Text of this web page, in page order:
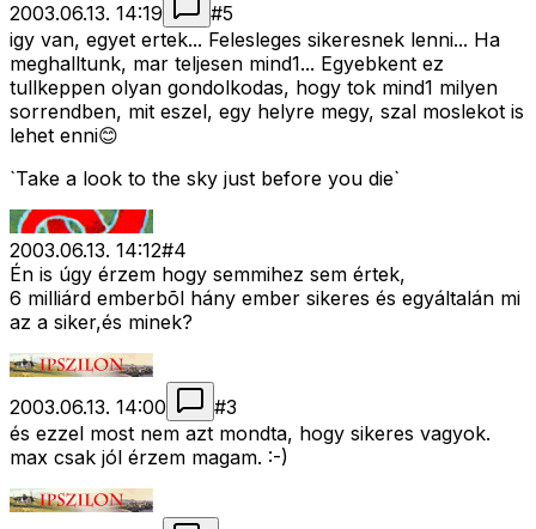
2003.06.13. 14:19 #5
igy van, egyet ertek... Felesleges sikeresnek lenni... Ha
meghalltunk, mar teljesen mind1... Egyebkent ez
tullkeppen olyan gondolkodas, hogy tok mind1 milyen
sorrendben, mit eszel, egy helyre megy, szal moslekot is
lehet enni😊
`Take a look to the sky just before you die`
2003.06.13. 14:12#4
Én is úgy érzem hogy semmihez sem értek,
6 milliárd emberbõl hány ember sikeres és egyáltalán mi
az a siker,és minek?
2003.06.13. 14:00 #3
és ezzel most nem azt mondta, hogy sikeres vagyok.
max csak jól érzem magam. :-)